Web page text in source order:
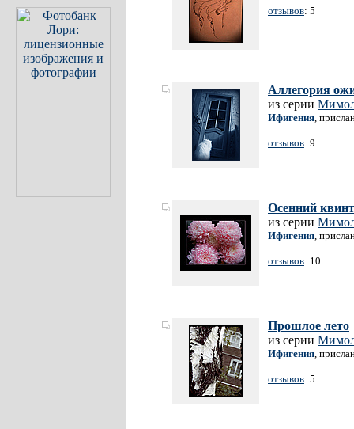
отзывов: 5
Аллегория
из серии
Ифигения,
отзывов: 9
Осенний
из серии
Ифигения,
отзывов: 10
Прошлое лето
из серии
Ифигения,
отзывов: 5